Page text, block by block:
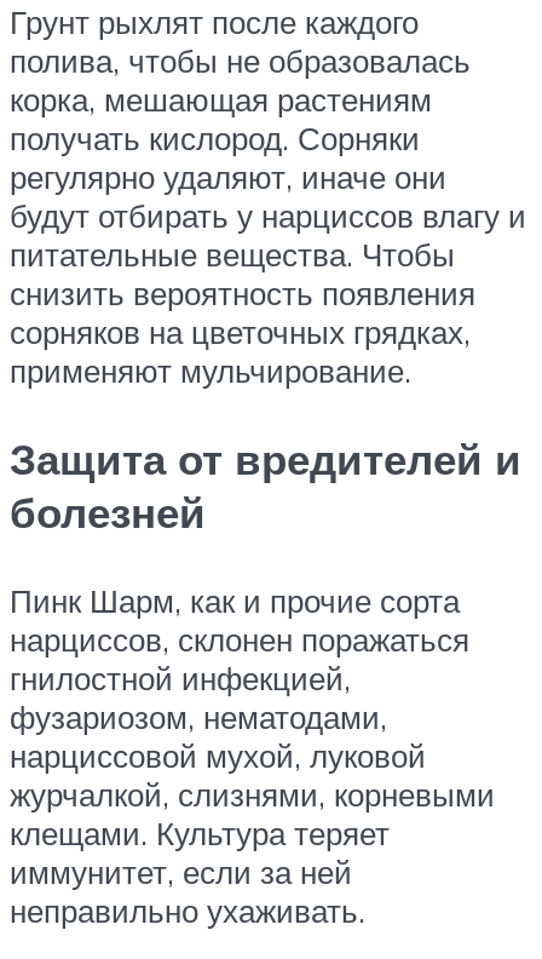
Грунт рыхлят после каждого
полива, чтобы не образовалась
корка, мешающая растениям
получать кислород. Сорняки
регулярно удаляют, иначе они
будут отбирать у нарциссов влагу и
питательные вещества. Чтобы
снизить вероятность появления
сорняков на цветочных грядках,
применяют мульчирование.
Защита от вредителей и
болезней
Пинк Шарм, как и прочие сорта
нарциссов, склонен поражаться
гнилостной инфекцией,
фузариозом, нематодами,
нарциссовой мухой, луковой
журчалкой, слизнями, корневыми
клещами. Культура теряет
иммунитет, если за ней
неправильно ухаживать.